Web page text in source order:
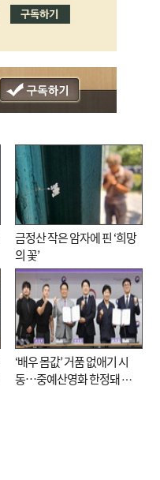
금정산 작은 암자에 핀 ‘희망
의 꽃’
‘배우 몸값’ 거품 없애기 시
동…중예산영화 한정돼 실